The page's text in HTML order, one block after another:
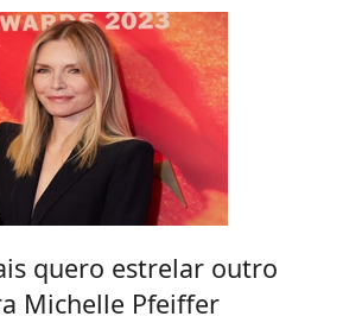
quero estrelar outro
Michelle Pfeiffer